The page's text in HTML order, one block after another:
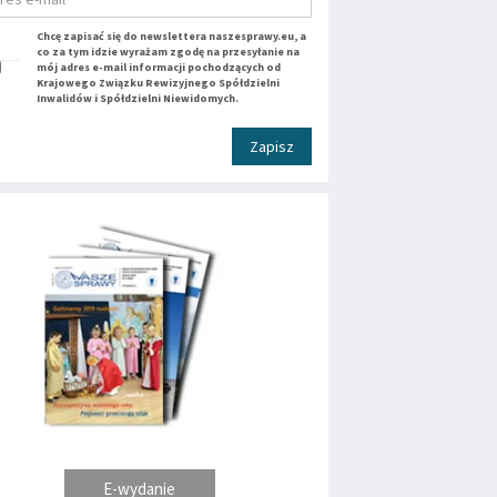
Chcę zapisać się do newslettera naszesprawy.eu, a
co za tym idzie wyrażam zgodę na przesyłanie na
mój adres e-mail informacji pochodzących od
Krajowego Związku Rewizyjnego Spółdzielni
Inwalidów i Spółdzielni Niewidomych.
Zapisz
E-wydanie